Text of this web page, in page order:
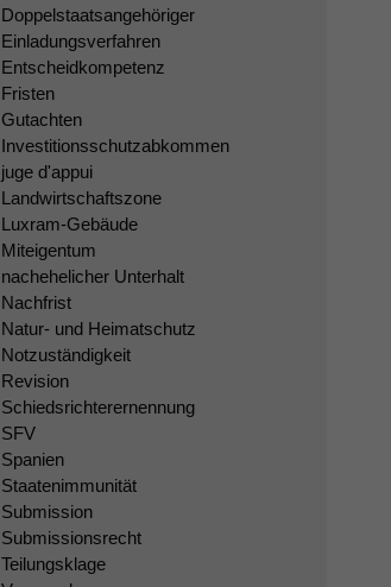
Doppelstaatsangehöriger
Einladungsverfahren
Entscheidkompetenz
Fristen
Gutachten
Investitionsschutzabkommen
juge d'appui
Landwirtschaftszone
Luxram-Gebäude
Miteigentum
nachehelicher Unterhalt
Nachfrist
Natur- und Heimatschutz
Notzuständigkeit
Revision
Schiedsrichterernennung
SFV
Spanien
Staatenimmunität
Submission
Submissionsrecht
Teilungsklage